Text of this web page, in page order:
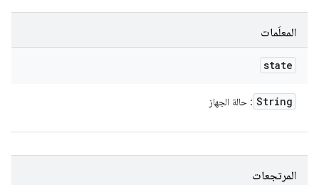
المعلَمات
state
String : حالة الجهاز
المرتجعات